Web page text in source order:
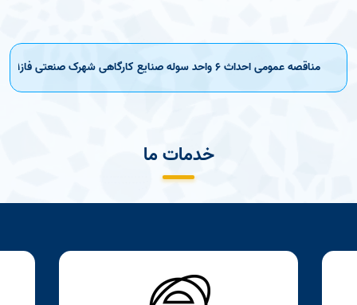
مناقصه عمومی احداث 6 واحد سوله صنایع کارگاهی شهرک صنعتی فاز1 نکا
خدمات ما